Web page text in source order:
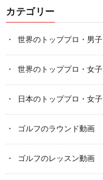
カテゴリー
世界のトッププロ・男子
世界のトッププロ・女子
日本のトッププロ・女子
ゴルフのラウンド動画
ゴルフのレッスン動画